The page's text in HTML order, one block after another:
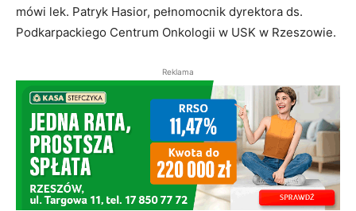
mówi lek. Patryk Hasior, pełnomocnik dyrektora ds.
Podkarpackiego Centrum Onkologii w USK w Rzeszowie.
Reklama